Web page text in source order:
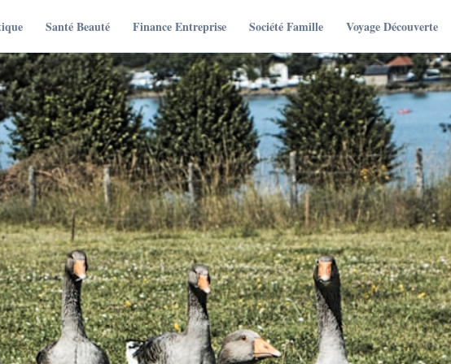
Santé Beauté Finance Entreprise Société Famille Voyage Découverte